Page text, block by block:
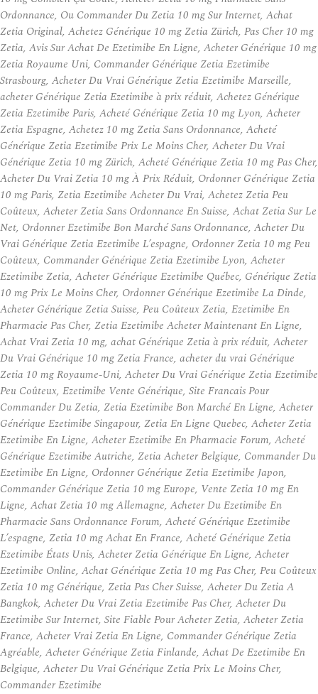
Ordonnance, Ou Commander Du Zetia 10 mg Sur Internet, Achat
Zetia Original, Achetez Générique 10 mg Zetia Zürich, Pas Cher 10 mg
Zetia, Avis Sur Achat De Ezetimibe En Ligne, Acheter Générique 10 mg
Zetia Royaume Uni, Commander Générique Zetia Ezetimibe
Strasbourg, Acheter Du Vrai Générique Zetia Ezetimibe Marseille,
acheter Générique Zetia Ezetimibe à prix réduit, Achetez Générique
Zetia Ezetimibe Paris, Acheté Générique Zetia 10 mg Lyon, Acheter
Zetia Espagne, Achetez 10 mg Zetia Sans Ordonnance, Acheté
Générique Zetia Ezetimibe Prix Le Moins Cher, Acheter Du Vrai
Générique Zetia 10 mg Zürich, Acheté Générique Zetia 10 mg Pas Cher,
Acheter Du Vrai Zetia 10 mg À Prix Réduit, Ordonner Générique Zetia
10 mg Paris, Zetia Ezetimibe Acheter Du Vrai, Achetez Zetia Peu
Coûteux, Acheter Zetia Sans Ordonnance En Suisse, Achat Zetia Sur Le
Net, Ordonner Ezetimibe Bon Marché Sans Ordonnance, Acheter Du
Vrai Générique Zetia Ezetimibe L’espagne, Ordonner Zetia 10 mg Peu
Coûteux, Commander Générique Zetia Ezetimibe Lyon, Acheter
Ezetimibe Zetia, Acheter Générique Ezetimibe Québec, Générique Zetia
10 mg Prix Le Moins Cher, Ordonner Générique Ezetimibe La Dinde,
Acheter Générique Zetia Suisse, Peu Coûteux Zetia, Ezetimibe En
Pharmacie Pas Cher, Zetia Ezetimibe Acheter Maintenant En Ligne,
Achat Vrai Zetia 10 mg, achat Générique Zetia à prix réduit, Acheter
Du Vrai Générique 10 mg Zetia France, acheter du vrai Générique
Zetia 10 mg Royaume-Uni, Acheter Du Vrai Générique Zetia Ezetimibe
Peu Coûteux, Ezetimibe Vente Générique, Site Francais Pour
Commander Du Zetia, Zetia Ezetimibe Bon Marché En Ligne, Acheter
Générique Ezetimibe Singapour, Zetia En Ligne Quebec, Acheter Zetia
Ezetimibe En Ligne, Acheter Ezetimibe En Pharmacie Forum, Acheté
Générique Ezetimibe Autriche, Zetia Acheter Belgique, Commander Du
Ezetimibe En Ligne, Ordonner Générique Zetia Ezetimibe Japon,
Commander Générique Zetia 10 mg Europe, Vente Zetia 10 mg En
Ligne, Achat Zetia 10 mg Allemagne, Acheter Du Ezetimibe En
Pharmacie Sans Ordonnance Forum, Acheté Générique Ezetimibe
L’espagne, Zetia 10 mg Achat En France, Acheté Générique Zetia
Ezetimibe États Unis, Acheter Zetia Générique En Ligne, Acheter
Ezetimibe Online, Achat Générique Zetia 10 mg Pas Cher, Peu Coûteux
Zetia 10 mg Générique, Zetia Pas Cher Suisse, Acheter Du Zetia A
Bangkok, Acheter Du Vrai Zetia Ezetimibe Pas Cher, Acheter Du
Ezetimibe Sur Internet, Site Fiable Pour Acheter Zetia, Acheter Zetia
France, Acheter Vrai Zetia En Ligne, Commander Générique Zetia
Agréable, Acheter Générique Zetia Finlande, Achat De Ezetimibe En
Belgique, Acheter Du Vrai Générique Zetia Prix Le Moins Cher,
Commander Ezetimibe